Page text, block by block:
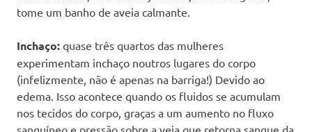
tome um banho de aveia calmante.
Inchaço: quase três quartos das mulheres
experimentam inchaço noutros lugares do corpo
(infelizmente, não é apenas na barriga!) Devido ao
edema. Isso acontece quando os fluidos se acumulam
nos tecidos do corpo, graças a um aumento no fluxo
sanguíneo e pressão sobre a veia que retorna sangue da